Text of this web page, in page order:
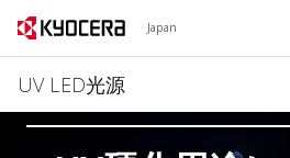
Japan
UV LED光源